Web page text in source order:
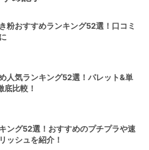
粉おすすめランキング52選！口コミ
人気ランキング52選！パレット&単
底比較！
ング52選！おすすめのプチプラや速
ッシュを紹介！